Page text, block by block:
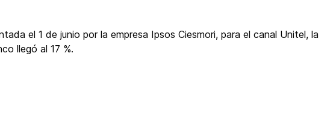
el 1 de junio por la empresa Ipsos Ciesmori, para el canal Unitel, la
llegó al 17 %.